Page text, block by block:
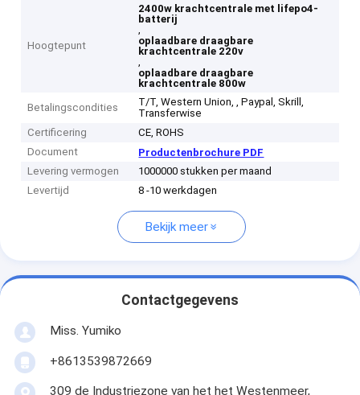
Hoogtepunt
2400w krachtcentrale met lifepo4-
batterij
,
oplaadbare draagbare
krachtcentrale 220v
,
oplaadbare draagbare
krachtcentrale 800w
Betalingscondities
T/T, Western Union, , Paypal, Skrill,
Transferwise
Certificering
CE, ROHS
Document
Productenbrochure PDF
Levering vermogen
1000000 stukken per maand
Levertijd
8 -10 werkdagen
Bekijk meer
Contactgegevens
Miss. Yumiko
+8613539872669
309 de Industriezone van het het Westenmeer,